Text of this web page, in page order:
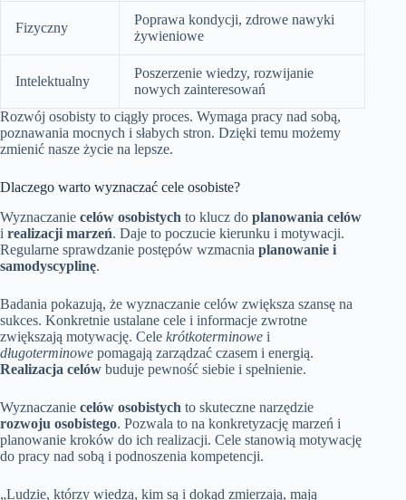
Fizyczny
Poprawa kondycji, zdrowe nawyki
żywieniowe
Intelektualny
Poszerzenie wiedzy, rozwijanie
nowych zainteresowań
Rozwój osobisty to ciągły proces. Wymaga pracy nad sobą,
poznawania mocnych i słabych stron. Dzięki temu możemy
zmienić nasze życie na lepsze.
Dlaczego warto wyznaczać cele osobiste?
Wyznaczanie celów osobistych to klucz do planowania celów
i realizacji marzeń. Daje to poczucie kierunku i motywacji.
Regularne sprawdzanie postępów wzmacnia planowanie i
samodyscyplinę.
Badania pokazują, że wyznaczanie celów zwiększa szansę na
sukces. Konkretnie ustalane cele i informacje zwrotne
zwiększają motywację. Cele krótkoterminowe i
długoterminowe pomagają zarządzać czasem i energią.
Realizacja celów buduje pewność siebie i spełnienie.
Wyznaczanie celów osobistych to skuteczne narzędzie
rozwoju osobistego. Pozwala to na konkretyzację marzeń i
planowanie kroków do ich realizacji. Cele stanowią motywację
do pracy nad sobą i podnoszenia kompetencji.
„Ludzie, którzy wiedzą, kim są i dokąd zmierzają, mają